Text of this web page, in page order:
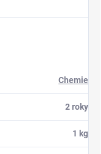
Chemie
2 roky
1 kg